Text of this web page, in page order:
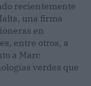
recientemente
una firma
en
entre otros, a
a Marc
verdes que